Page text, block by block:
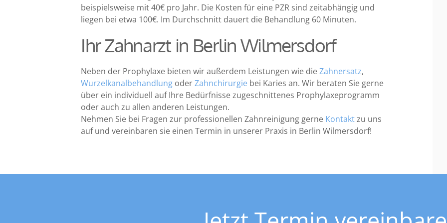
beispielsweise mit 40€ pro Jahr. Die Kosten für eine PZR sind zeitabhängig und
liegen bei etwa 100€. Im Durchschnitt dauert die Behandlung 60 Minuten.
Ihr Zahnarzt in Berlin Wilmersdorf
Neben der Prophylaxe bieten wir außerdem Leistungen wie dieZahnersatz,
Wurzelkanalbehandlung oderZahnchirurgie bei Karies an. Wir beraten Sie gerne
über ein individuell auf Ihre Bedürfnisse zugeschnittenes Prophylaxeprogramm
oder auch zu allen anderen Leistungen.
Nehmen Sie bei Fragen zur professionellen Zahnreinigung gerne Kontaktzu uns
auf und vereinbaren sie einen Termin in unserer Praxis in Berlin Wilmersdorf!